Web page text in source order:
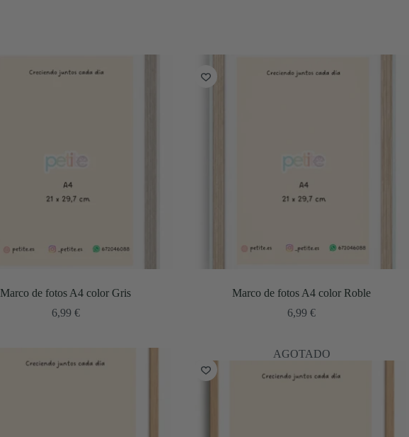
Marco de fotos A4 color Gris
6,99 €
Marco de fotos A4 color Roble
6,99€
AGOTADO